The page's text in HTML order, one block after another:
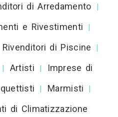
di Arredamento |
e Rivestimenti |
Rivenditori di Piscine |
| Artisti |
Imprese di
| Marmisti |
di Climatizzazione